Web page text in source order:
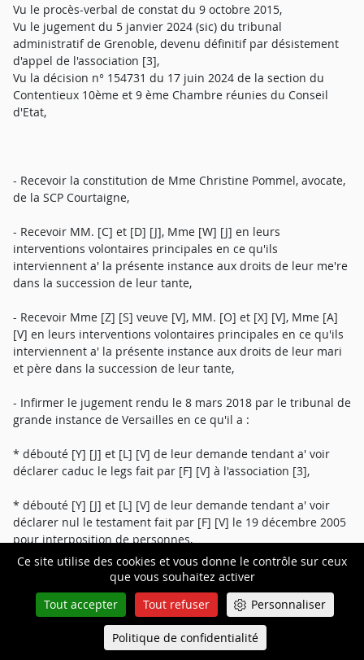
Ce site utilise des cookies et vous donne le contrôle sur ceux
que vous souhaitez activer
Tout accepter
Tout refuser Personnaliser
Politique de confidentialité
Vu le procès-verbal de constat du 9 octobre 2015,
Vu le jugement du 5 janvier 2024 (sic) du tribunal
administratif de Grenoble, devenu définitif par désistement
d'appel de l'association [3],
Vu la décision n° 154731 du 17 juin 2024 de la section du
Contentieux 10ème et 9 ème Chambre réunies du Conseil
d'Etat,
- Recevoir la constitution de Mme Christine Pommel, avocate,
de la SCP Courtaigne,
- Recevoir MM. [C] et [D] [J], Mme [W] [J] en leurs
interventions volontaires principales en ce qu'ils
interviennent a' la présente instance aux droits de leur me're
dans la succession de leur tante,
- Recevoir Mme [Z] [S] veuve [V], MM. [O] et [X] [V], Mme [A]
[V] en leurs interventions volontaires principales en ce qu'ils
interviennent a' la présente instance aux droits de leur mari
et père dans la succession de leur tante,
- Infirmer le jugement rendu le 8 mars 2018 par le tribunal de
grande instance de Versailles en ce qu'il a :
* débouté [Y] [J] et [L] [V] de leur demande tendant a' voir
déclarer caduc le legs fait par [F] [V] à l'association [3],
* débouté [Y] [J] et [L] [V] de leur demande tendant a' voir
déclarer nul le testament fait par [F] [V] le 19 décembre 2005
pour interposition de personnes,
* débouté [Y] [J] et [L] [V] de leur demande tendant a' voir
déclarer nul le testament fait par [F] [V] le 19 décembre 2005
pour insanité d'esprit,
* débouté [Y] [J] et [L] [V] de leur demande tendant a' voir
Queue-Fair